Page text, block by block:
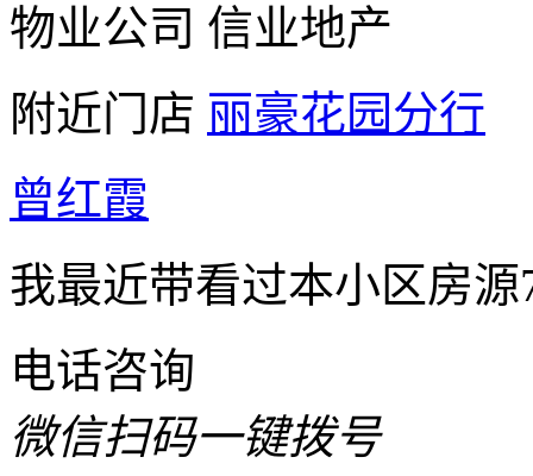
物业公司 信业地产
附近门店 丽豪花园分行
曾红霞
我最近带看过本小区房
电话咨询
微信扫码一键拨号